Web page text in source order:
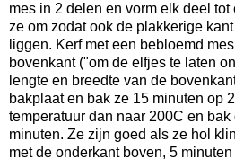
mes in 2 delen en vorm elk deel
ze om zodat ook de plakkerige
liggen. Kerf met een bebloemd
bovenkant ("om de elfjes te laten
lengte en breedte van de
bakplaat en bak ze 15 minuten op
temperatuur dan naar 200C en
minuten. Ze zijn goed als ze hol
met de onderkant boven, 5